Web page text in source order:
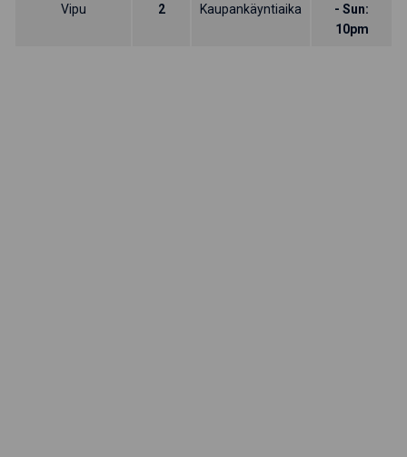
Vipu 2 Kaupankäyntiaika
- Sun:
10pm